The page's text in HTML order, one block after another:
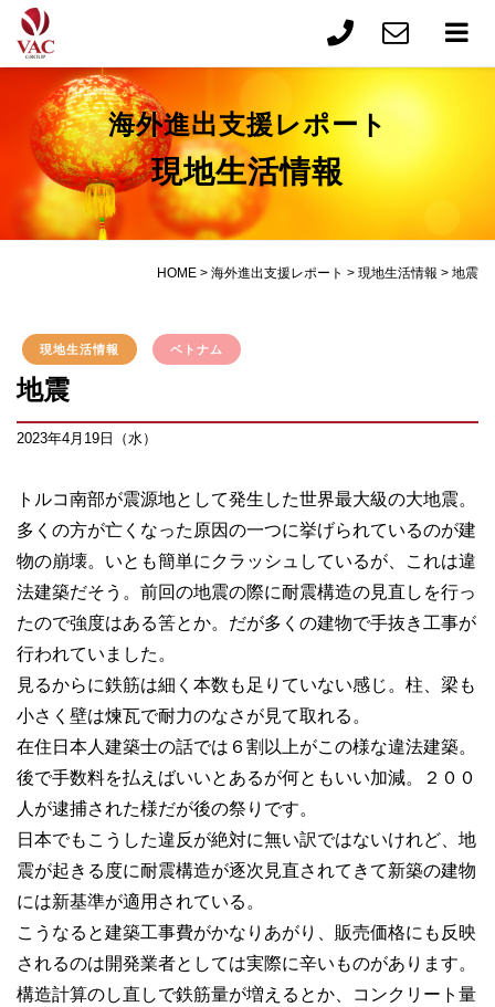
海外進出支援レポート
現地生活情報
HOME > 海外進出支援レポート > 現地生活情報 > 地震
現地生活情報 ベトナム
地震
2023年4月19日（水）
トルコ南部が震源地として発生した世界最大級の大地震。
多くの方が亡くなった原因の一つに挙げられているのが建
物の崩壊。いとも簡単にクラッシュしているが、これは違
法建築だそう。前回の地震の際に耐震構造の見直しを行っ
たので強度はある筈とか。だが多くの建物で手抜き工事が
行われていました。
見るからに鉄筋は細く本数も足りていない感じ。柱、梁も
小さく壁は煉瓦で耐力のなさが見て取れる。
在住日本人建築士の話では６割以上がこの様な違法建築。
後で手数料を払えばいいとあるが何ともいい加減。２００
人が逮捕された様だが後の祭りです。
日本でもこうした違反が絶対に無い訳ではないけれど、地
震が起きる度に耐震構造が逐次見直されてきて新築の建物
には新基準が適用されている。
こうなると建築工事費がかなりあがり、販売価格にも反映
されるのは開発業者としては実際に辛いものがあります。
構造計算のし直しで鉄筋量が増えるとか、コンクリート量